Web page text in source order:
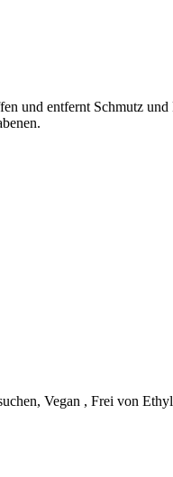
und entfernt Schmutz
Vegan , Frei von